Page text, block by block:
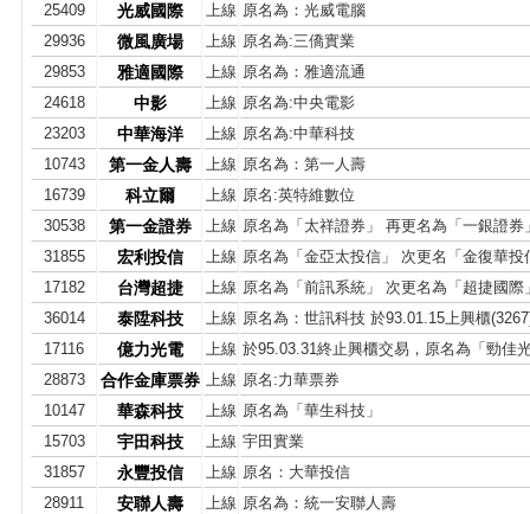
25409
光威國際 上線 原名為：光威電腦
29936
微風廣場 上線 原名為:三僑實業
29853
雅適國際 上線 原名為：雅適流通
24618
中影 上線 原名為:中央電影
23203
中華海洋 上線 原名為:中華科技
10743
第一金人壽 上線 原名為：第一人壽
16739
科立爾 上線 原名:英特維數位
30538
第一金證券 上線 原名為「太祥證券」 再更名為「一銀證券
31855
宏利投信 上線 原名為「金亞太投信」 次更名「金復華投
17182
台灣超捷 上線 原名為「前訊系統」 次更名為「超捷國際
36014
泰陞科技 上線 原名為：世訊科技 於93.01.15上興櫃
17116
億力光電 上線 於95.03.31終止興櫃交易，原名為「勁佳
28873
合作金庫票券 上線 原名:力華票券
10147
華森科技 上線 原名為「華生科技」
15703
宇田科技 上線 宇田實業
31857
永豐投信 上線 原名：大華投信
28911
安聯人壽 上線 原名為：統一安聯人壽